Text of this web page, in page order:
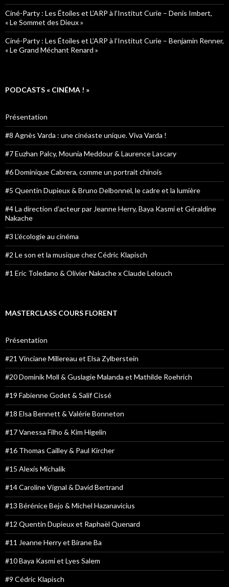
Ciné-Party : Les Étoiles et L’ARP à l’Institut Curie – Denis Imbert,
« Le Sommet des Dieux »
Ciné-Party : Les Étoiles et L’ARP à l’Institut Curie – Benjamin Renner,
« Le Grand Méchant Renard »
PODCASTS « CINÉMA ! »
Présentation
#8 Agnès Varda : une cinéaste unique. Viva Varda !
#7 Euzhan Palcy, Mounia Meddour & Laurence Lascary
#6 Dominique Cabrera, comme un portrait chinois
#5 Quentin Dupieux & Bruno Delbonnel, le cadre et la lumière
#4 La direction d’acteur par Jeanne Herry, Baya Kasmi et Géraldine
Nakache
#3 L’écologie au cinéma
#2 Le son et la musique chez Cédric Klapisch
#1 Eric Toledano & Olivier Nakache x Claude Lelouch
MASTERCLASS COURS FLORENT
Présentation
#21 Vinciane Millereau et Elsa Zylberstein
#20 Dominik Moll & Guslagie Malanda et Mathilde Roehrich
#19 Fabienne Godet & Salif Cissé
#18 Elsa Bennett & Valérie Bonneton
#17 Vanessa Filho & Kim Higelin
#16 Thomas Cailley & Paul Kircher
#15 Alexis Michalik
#14 Caroline Vignal & David Bertrand
#13 Bérénice Bejo & Michel Hazanavicius
#12 Quentin Dupieux et Raphaël Quenard
#11 Jeanne Herry et Birane Ba
#10 Baya Kasmi et Lyes Salem
#9 Cédric Klapisch